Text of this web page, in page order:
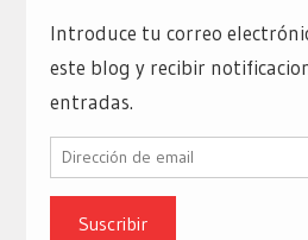
Introduce tu correo
este blog y recibir
entradas.
Dirección
email